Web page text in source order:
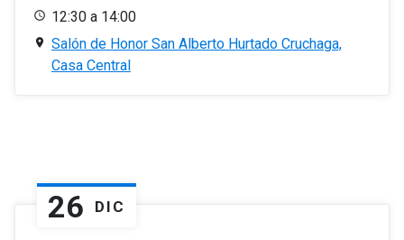
12:30 a 14:00
Salón de Honor San Alberto Hurtado Cruchaga,
Casa Central
26 DIC